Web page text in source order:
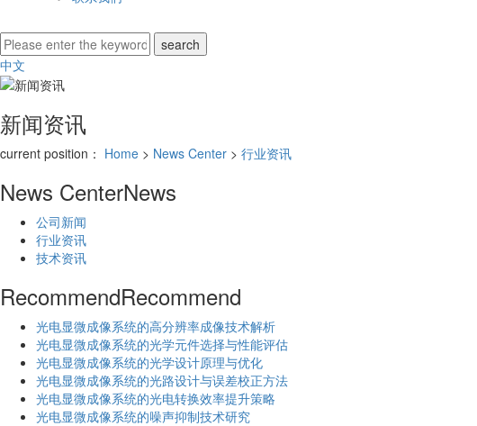
中文
新闻资讯
current position： Home > News Center > 行业资讯
News CenterNews
公司新闻
行业资讯
技术资讯
RecommendRecommend
光电显微成像系统的高分辨率成像技术解析
​光电显微成像系统的光学元件选择与性能评估
光电显微成像系统的光学设计原理与优化
光电显微成像系统的光路设计与误差校正方法
光电显微成像系统的光电转换效率提升策略
光电显微成像系统的噪声抑制技术研究